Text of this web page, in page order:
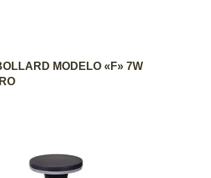
AGREGAR AL CARRITO
MODELO «F» 7W